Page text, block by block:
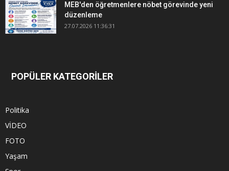
MEB'den öğretmenlere nöbet görevinde yeni
düzenleme
27.07.2026 11:36:31
POPÜLER KATEGORİLER
Politika
VİDEO
FOTO
Yaşam